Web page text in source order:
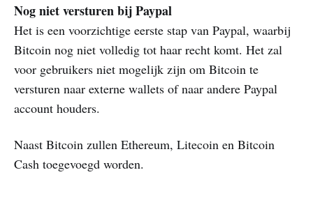
Nog niet versturen bij Paypal
Het is een voorzichtige eerste stap van Paypal, waarbij
Bitcoin nog niet volledig tot haar recht komt. Het zal
voor gebruikers niet mogelijk zijn om Bitcoin te
versturen naar externe wallets of naar andere Paypal
account houders.
Naast Bitcoin zullen Ethereum, Litecoin en Bitcoin
Cash toegevoegd worden.